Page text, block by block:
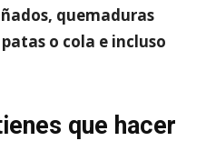
, quemaduras
o cola e incluso
que hacer